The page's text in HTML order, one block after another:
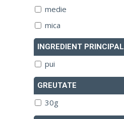
GREUTATE
30g
medie
mica
INGREDIENT PRINCIPAL
pui